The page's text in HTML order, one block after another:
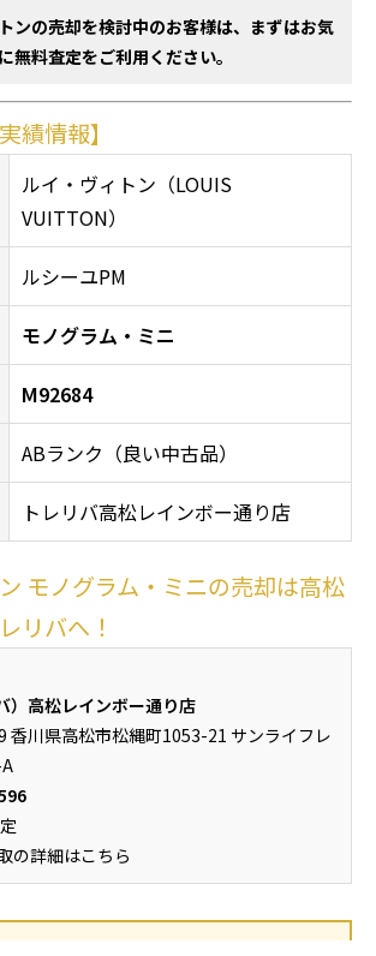
ンの売却を検討中のお客様は、まずはお気
無料査定をご利用ください。
績情報】
ルイ・ヴィトン（LOUIS
VUITTON）
ルシーユPM
モノグラム・ミニ
M92684
ABランク（良い中古品）
トレリバ高松レインボー通り店
モノグラム・ミニの売却は高松
リバへ！
）高松レインボー通り店
香川県高松市松縄町1053-21 サンライフレ
の詳細はこちら